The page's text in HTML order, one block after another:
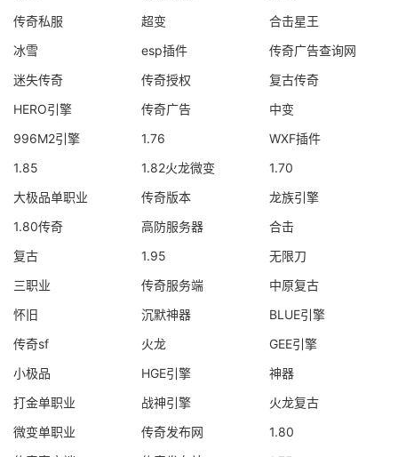
传奇私服
超变
合击星王
冰雪
esp插件
传奇广告查询网
迷失传奇
传奇授权
复古传奇
HERO引擎
传奇广告
中变
996M2引擎
1.76
WXF插件
1.85
1.82火龙微变
1.70
大极品单职业
传奇版本
龙族引擎
1.80传奇
高防服务器
合击
复古
1.95
无限刀
三职业
传奇服务端
中原复古
怀旧
沉默神器
BLUE引擎
传奇sf
火龙
GEE引擎
小极品
HGE引擎
神器
打金单职业
战神引擎
火龙复古
微变单职业
传奇发布网
1.80